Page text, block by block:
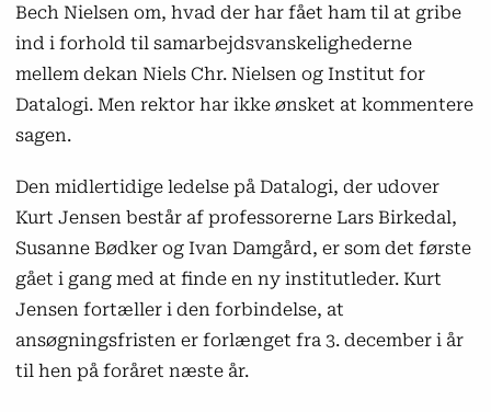
Bech Nielsen om, hvad der har fået ham til at gribe
ind i forhold til samarbejdsvanskelighederne
mellem dekan Niels Chr. Nielsen og Institut for
Datalogi. Men rektor har ikke ønsket at kommentere
sagen.
Den midlertidige ledelse på Datalogi, der udover
Kurt Jensen består af professorerne Lars Birkedal,
Susanne Bødker og Ivan Damgård, er som det første
gået i gang med at finde en ny institutleder. Kurt
Jensen fortæller i den forbindelse, at
ansøgningsfristen er forlænget fra 3. december i år
til hen på foråret næste år.